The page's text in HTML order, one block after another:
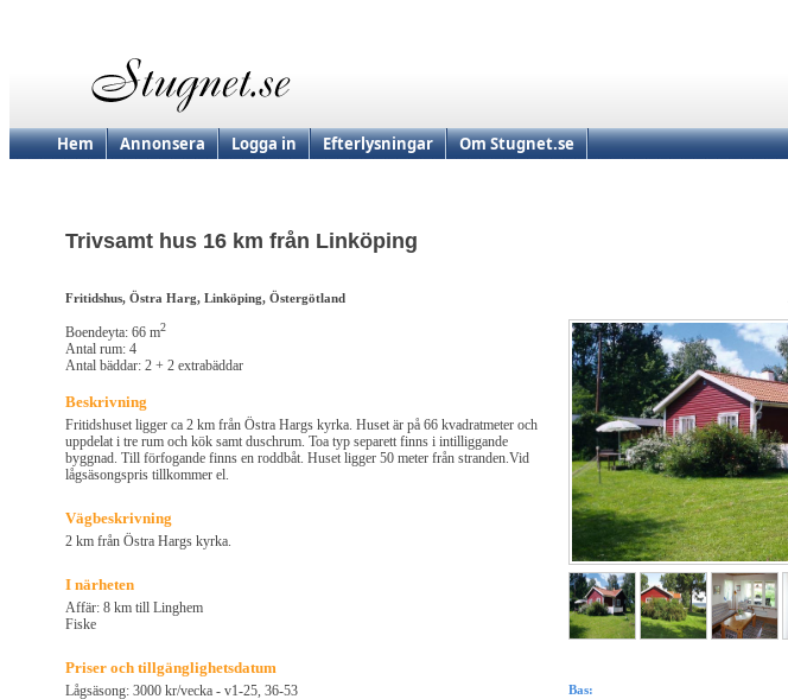
Hem Annonsera Logga in Efterlysningar Om Stugnet.se
Trivsamt hus 16 km från Linköping
Fritidshus, Östra Harg, Linköping, Östergötland
Boendeyta: 66 m2
Antal rum: 4
Antal bäddar: 2 + 2 extrabäddar
Beskrivning
Fritidshuset ligger ca 2 km från Östra Hargs kyrka. Huset är på 66 kvadratmeter och
uppdelat i tre rum och kök samt duschrum. Toa typ separett finns i intilliggande
byggnad. Till förfogande finns en roddbåt. Huset ligger 50 meter från stranden.Vid
lågsäsongspris tillkommer el.
Vägbeskrivning
2 km från Östra Hargs kyrka.
I närheten
Affär: 8 km till Linghem
Fiske
Priser och tillgänglighetsdatum
Lågsäsong: 3000 kr/vecka - v1-25, 36-53
Bas: